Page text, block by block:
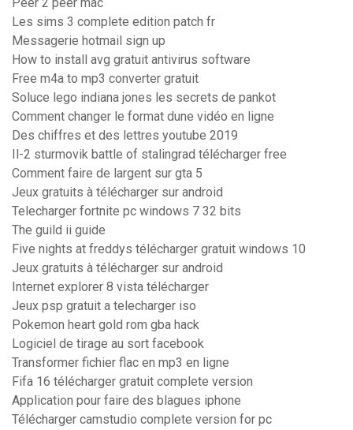
Peer 2 peer mac
Les sims 3 complete edition patch fr
Messagerie hotmail sign up
How to install avg gratuit antivirus software
Free m4a to mp3 converter gratuit
Soluce lego indiana jones les secrets de pankot
Comment changer le format dune vidéo en ligne
Des chiffres et des lettres youtube 2019
Il-2 sturmovik battle of stalingrad télécharger free
Comment faire de largent sur gta 5
Jeux gratuits à télécharger sur android
Telecharger fortnite pc windows 7 32 bits
The guild ii guide
Five nights at freddys télécharger gratuit windows 10
Jeux gratuits à télécharger sur android
Internet explorer 8 vista télécharger
Jeux psp gratuit a telecharger iso
Pokemon heart gold rom gba hack
Logiciel de tirage au sort facebook
Transformer fichier flac en mp3 en ligne
Fifa 16 télécharger gratuit complete version
Application pour faire des blagues iphone
Télécharger camstudio complete version for pc